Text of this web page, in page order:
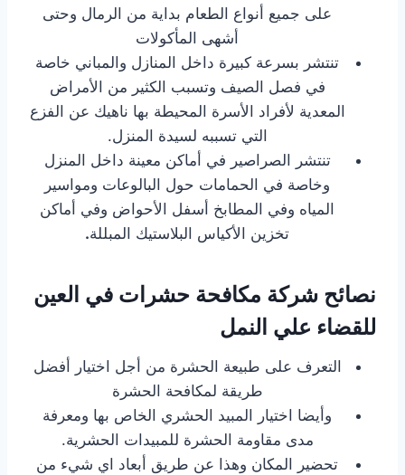
على جميع أنواع الطعام بداية من الرمال وحتى
أشهى المأكولات
تنتشر بسرعة كبيرة داخل المنازل والمباني خاصة
في فصل الصيف وتسبب الكثير من الأمراض
المعدية لأفراد الأسرة المحيطة بها ناهيك عن الفزع
التي تسببه لسيدة المنزل.
تنتشر الصراصير في أماكن معينة داخل المنزل
وخاصة في الحمامات حول البالوعات ومواسير
المياه وفي المطابخ أسفل الأحواض وفي أماكن
تخزين الأكياس البلاستيك المبللة.
نصائح شركة مكافحة حشرات في العين
للقضاء علي النمل
التعرف على طبيعة الحشرة من أجل اختيار أفضل
طريقة لمكافحة الحشرة
وأيضا اختيار المبيد الحشري الخاص بها ومعرفة
مدى مقاومة الحشرة للمبيدات الحشرية.
تحضير المكان وهذا عن طريق أبعاد اي شيء من